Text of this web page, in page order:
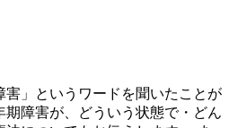
」というワードを聞いたことが
障害が、どういう状態で・どん